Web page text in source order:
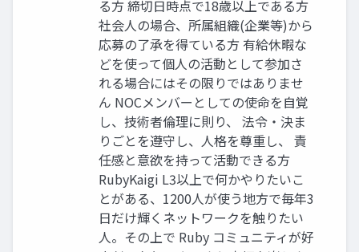
る方 締切日時点で18歳以上である方
社会人の場合、所属組織(企業等)から
応募の了承を得ている方 有給休暇な
どを使って個人の活動として参加さ
れる場合にはその限りではありませ
ん NOCメンバーとしての使命を自覚
し、技術者倫理に則り、 法令・決ま
りごとを遵守し、人格を尊重し、 責
任感と意欲を持って活動できる方
RubyKaigi L3以上で何かやりたいこ
とがある、1200人が使う地方で毎年3
日だけ輝くネットワークを触りたい
人。その上で Ruby コミュニティが好